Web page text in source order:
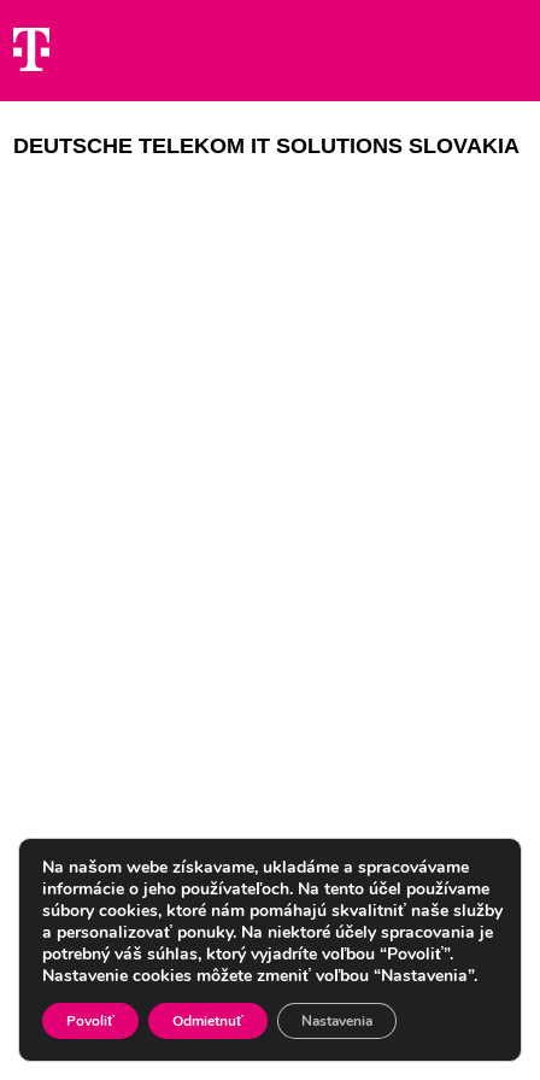
DEUTSCHE TELEKOM IT SOLUTIONS SLOVAKIA
Na našom webe získavame, ukladáme a spracovávame
informácie o jeho používateľoch. Na tento účel používame
súbory cookies, ktoré nám pomáhajú skvalitniť naše služby
a personalizovať ponuky. Na niektoré účely spracovania je
potrebný váš súhlas, ktorý vyjadríte voľbou “Povoliť”.
Nastavenie cookies môžete zmeniť voľbou “Nastavenia”.
Povoliť Odmietnuť Nastavenia